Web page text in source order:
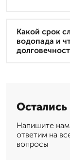
Какой срок
водопада и
Напишите
ответим на
вопросы